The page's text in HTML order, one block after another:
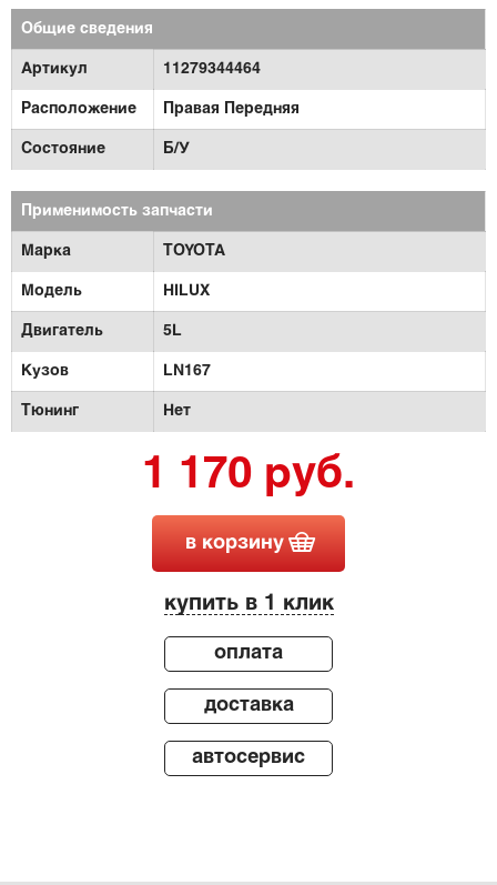
Общие сведения
Артикул 11279344464
Расположение Правая Передняя
Состояние Б/У
Применимость запчасти
Марка TOYOTA
Модель HILUX
Двигатель 5L
Кузов LN167
Тюнинг Нет
1 170 руб.
в корзину
купить в 1 клик
оплата
доставка
автосервис